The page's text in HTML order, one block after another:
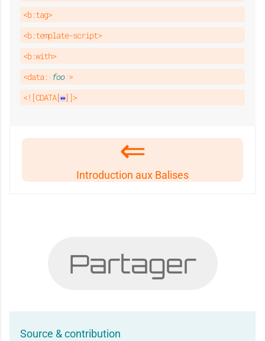
<b:tag>
<b:template-script>
<b:with>
<data: foo >
<![CDATA[ ]]>
Introduction aux Balises
Partager
Source & contribution